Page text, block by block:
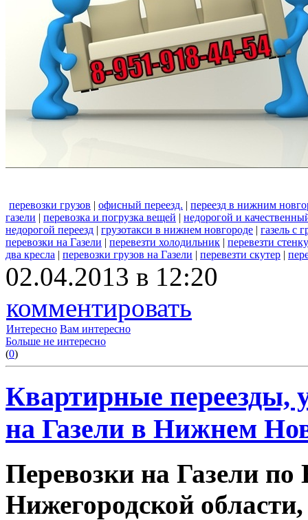
перевозки грузов | офисный переезд. | переезд в нижним
газели | перевозка и погрузка вещей | недорогой и
недорогой переезд | грузотакси в нижнем новгороде | газель с
перевозки на Газели | перевезти холодильник | перевезти стенку
два кресла | перевозки грузов на Газели | перевезти скутер |
02.04.2013 в 12:20
комментировать
Интересно Вам интересно
Больше не интересно
(0)
Квартирные переезды,
на Газели в Нижнем
Перевозки на Газели
Нижегородской